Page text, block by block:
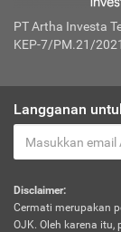
PT Artha Investa
KEP-7/PM.21/2021
Langganan
Disclaimer:
Cermati merupakan
OJK. Oleh karena